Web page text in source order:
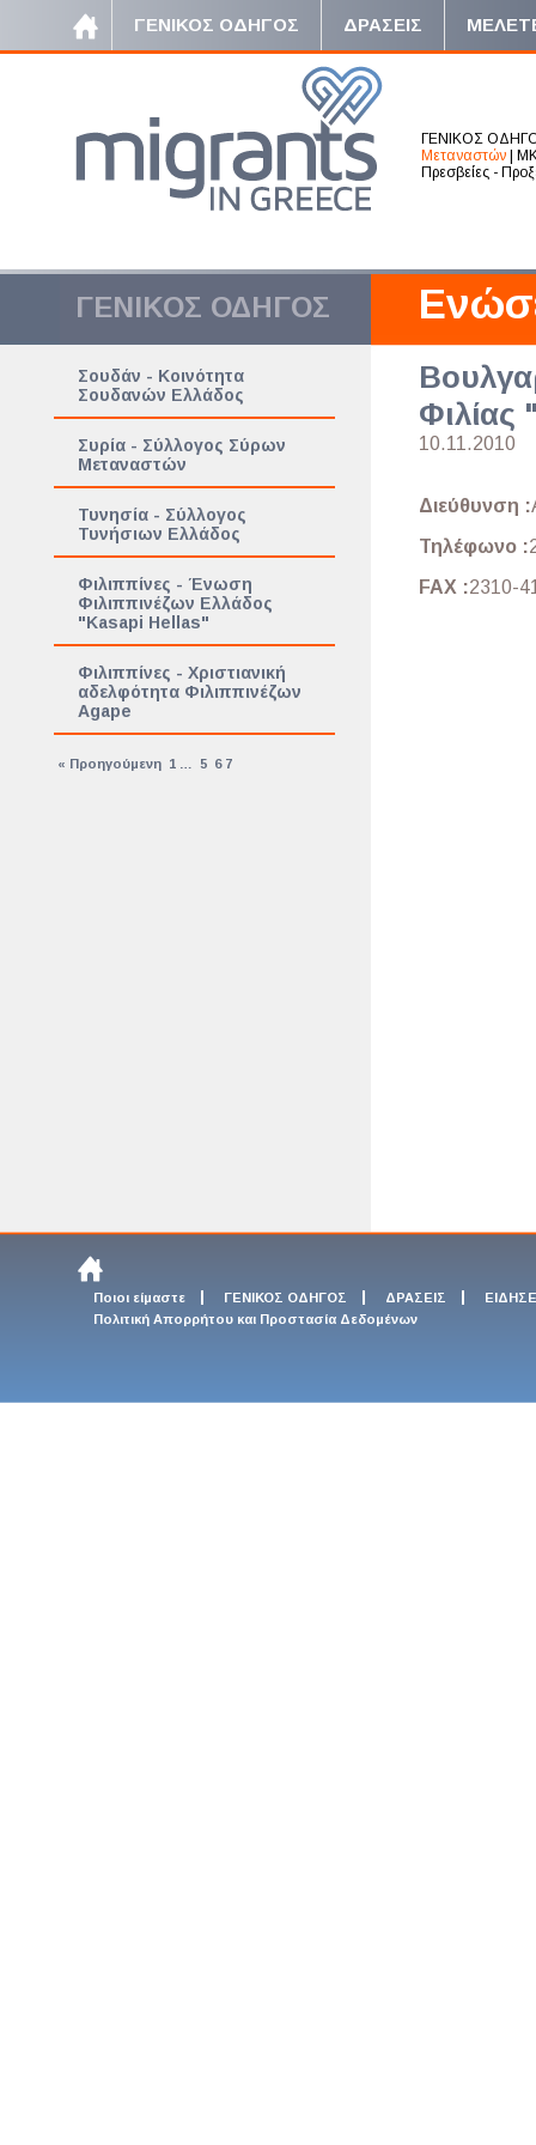
ΓΕΝΙΚΟΣ ΟΔΗΓΟΣ ΔΡΑΣΕΙΣ
ΓΕΝΙΚΟΣ
Μεταναστών
Πρεσβείες -
ΓΕΝΙΚΟΣ ΟΔΗΓΟΣ
Σουδάν - Κοινότητα
Σουδανών Ελλάδος
Συρία - Σύλλογος Σύρων
Μεταναστών
Τυνησία - Σύλλογος
Τυνήσιων Ελλάδος
Φιλιππίνες - Ένωση
Φιλιππινέζων Ελλάδος
"Kasapi Hellas"
Φιλιππίνες - Χριστιανική
αδελφότητα Φιλιππινέζων
Agape
« Προηγούμενη 1 5 6 7
10.11.2010
Διεύθυνση :
Τηλέφωνο :
FAX :2310-
Ποιοι είμαστε ΓΕΝΙΚΟΣ ΟΔΗΓΟΣ ΔΡΑΣΕΙΣ
Πολιτική Απορρήτου και Προστασία Δεδομένων